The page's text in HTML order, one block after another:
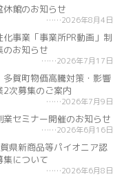
館のお知らせ
2026年8月4日
事業「事業所PR動画」制
のお知らせ
2026年7月17日
多賀町物価高騰対策・影響
2次募集のご案内
2026年7月9日
業セミナー開催のお知らせ
2026年6月16日
県新商品等パイオニア認
集について
2026年6月8日